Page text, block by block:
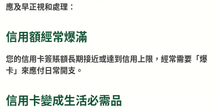
應及早正視和處理：
信用額經常爆滿
您的信用卡簽賬額長期接近或達到信用上限，經常需要「爆
卡」來應付日常開支。
信用卡變成生活必需品